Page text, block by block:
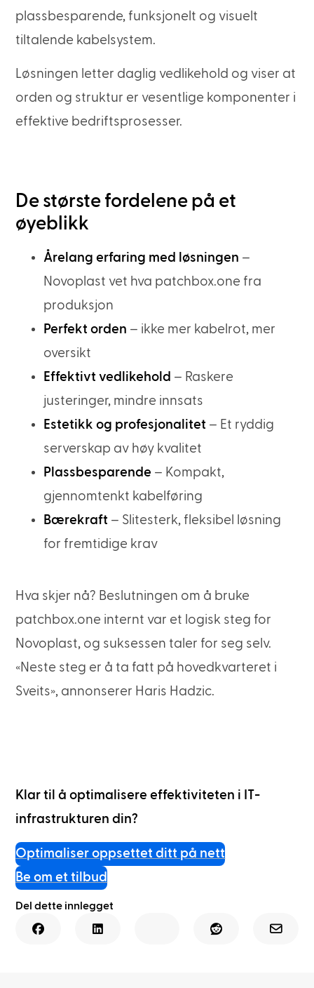
plassbesparende, funksjonelt og visuelt
tiltalende kabelsystem.
Løsningen letter daglig vedlikehold og viser at
orden og struktur er vesentlige komponenter i
effektive bedriftsprosesser.
De største fordelene på et
øyeblikk
Årelang erfaring med løsningen –
Novoplast vet hva patchbox.one fra
produksjon
Perfekt orden – ikke mer kabelrot, mer
oversikt
Effektivt vedlikehold – Raskere
justeringer, mindre innsats
Estetikk og profesjonalitet – Et ryddig
serverskap av høy kvalitet
Plassbesparende – Kompakt,
gjennomtenkt kabelføring
Bærekraft – Slitesterk, fleksibel løsning
for fremtidige krav
Hva skjer nå? Beslutningen om å bruke
patchbox.one internt var et logisk steg for
Novoplast, og suksessen taler for seg selv.
«Neste steg er å ta fatt på hovedkvarteret i
Sveits», annonserer Haris Hadzic.
Klar til å optimalisere effektiviteten i IT-
infrastrukturen din?
Optimaliser oppsettet ditt på nett
Be om et tilbud
Del dette innlegget